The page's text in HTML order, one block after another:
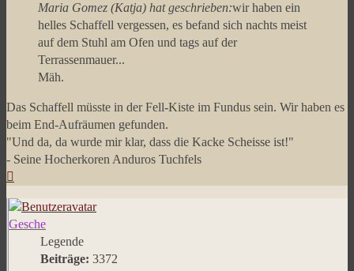
Maria Gomez (Katja) hat geschrieben:wir haben ein
helles Schaffell vergessen, es befand sich nachts meist
auf dem Stuhl am Ofen und tags auf der
Terrassenmauer...
Mäh.
Das Schaffell müsste in der Fell-Kiste im Fundus sein. Wir haben es
beim End-Aufräumen gefunden.
"Und da, da wurde mir klar, dass die Kacke Scheisse ist!"
- Seine Hocherkoren Anduros Tuchfels
Gesche
Legende
Beiträge: 3372